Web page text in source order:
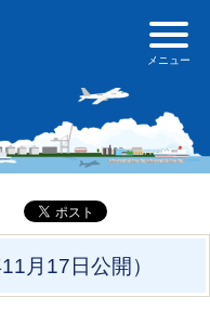
月17日公開）